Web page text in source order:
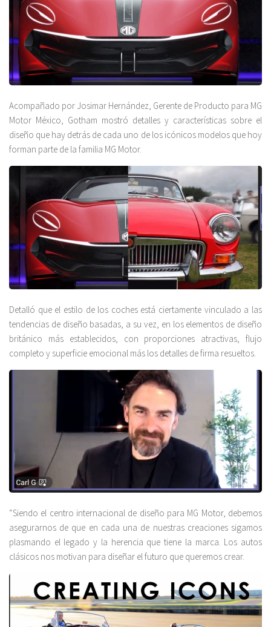
Acompañado por Josimar Hernández, Gerente de Producto para MG
Motor México, Gotham mostró detalles y características sobre el
diseño que hay detrás de cada uno de los icónicos modelos que hoy
forman parte de la familia MG Motor.
Detalló que el estilo de los coches está ciertamente vinculado a las
tendencias de diseño basadas, a su vez, en los elementos de diseño
británico más establecidos, con proporciones atractivas, flujo
completo y superficie emocional más los detalles de firma resueltos.
“Siendo el centro internacional de diseño para MG Motor, debemos
asegurarnos de que en cada una de nuestras creaciones sigamos
plasmando el legado y la herencia que tiene la marca. Los autos
clásicos nos motivan para diseñar el futuro que queremos crear.